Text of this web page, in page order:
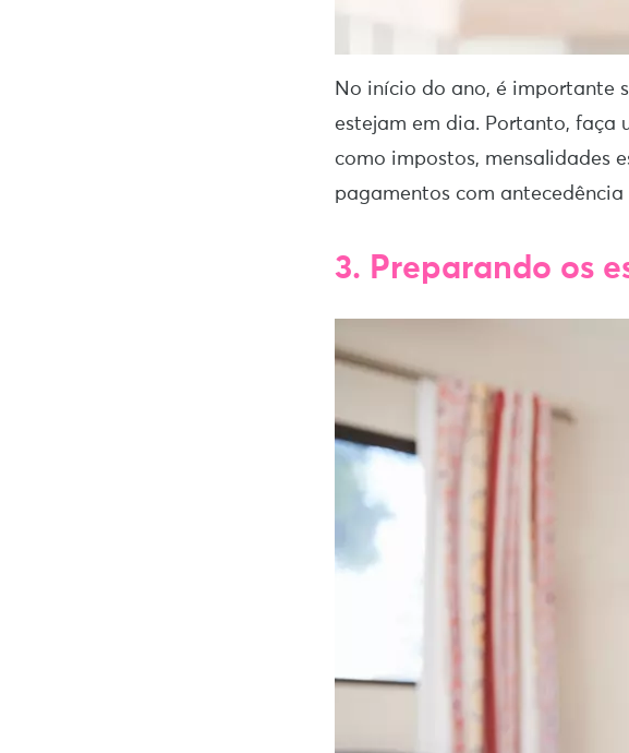
No início do ano, é importante
estejam em dia. Portanto, faça
como impostos, mensalidades
pagamentos com
3. Preparando os